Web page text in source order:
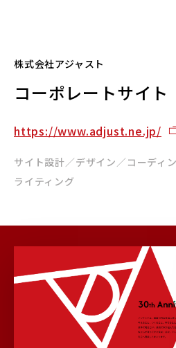
株式会社アジャスト
コーポレートサイト
https://www.adjust.ne.jp/
サイト設計／デザイン／コーディ
ライティング